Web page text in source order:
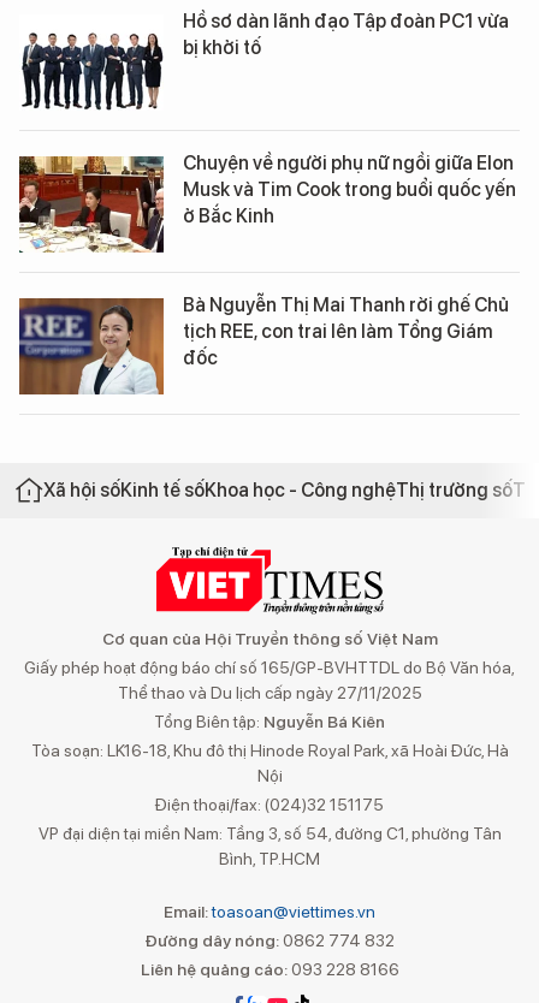
Hồ sơ dàn lãnh đạo Tập đoàn PC1 vừa
bị khởi tố
Chuyện về người phụ nữ ngồi giữa Elon
Musk và Tim Cook trong buổi quốc yến
ở Bắc Kinh
Bà Nguyễn Thị Mai Thanh rời ghế Chủ
tịch REE, con trai lên làm Tổng Giám
đốc
Xã hội sốKinh tế sốKhoa học - Công nghệThị trường số
Cơ quan của Hội Truyền thông số Việt Nam
Giấy phép hoạt động báo chí số 165/GP-BVHTTDL do Bộ Văn hóa,
Thể thao và Du lịch cấp ngày 27/11/2025
Tổng Biên tập: Nguyễn Bá Kiên
Tòa soạn: LK16-18, Khu đô thị Hinode Royal Park, xã Hoài Đức, Hà
Nội
Điện thoại/fax: (024)32 151175
VP đại diện tại miền Nam: Tầng 3, số 54, đường C1, phường Tân
Bình, TP.HCM
Email:toasoan@viettimes.vn
Đường dây nóng: 0862 774 832
Liên hệ quảng cáo:093 228 8166